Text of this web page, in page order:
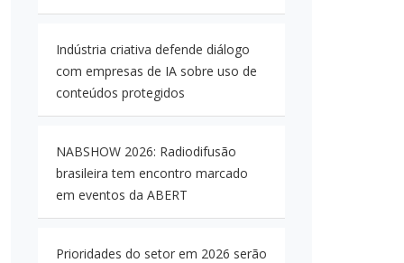
Indústria criativa defende diálogo
com empresas de IA sobre uso de
conteúdos protegidos
NABSHOW 2026: Radiodifusão
brasileira tem encontro marcado
em eventos da ABERT
Prioridades do setor em 2026 serão